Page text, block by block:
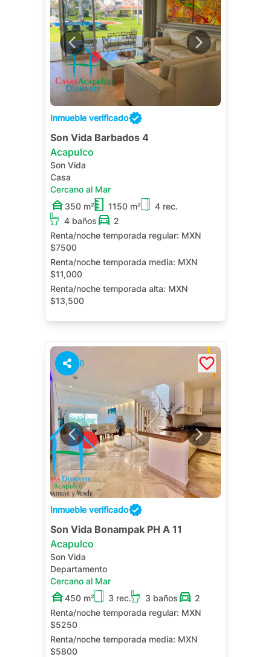
Inmueble verificado
Son Vida Barbados 4
Acapulco
Son Vida
Casa
Cercano al Mar
350 m²
1150 m²
4 rec.
4 baños
2
Renta/noche temporada regular: MXN
$7500
Renta/noche temporada media: MXN
$11,000
Renta/noche temporada alta: MXN
$13,500
Jacuzzi Privado
Terraza
Roof Garden
Jardín
6
Inmueble verificado
Son Vida Bonampak PH A 11
Acapulco
Son Vida
Departamento
Cercano al Mar
450 m²
3 rec. 3 baños
2
Renta/noche temporada regular: MXN
$5250
Renta/noche temporada media: MXN
$5800